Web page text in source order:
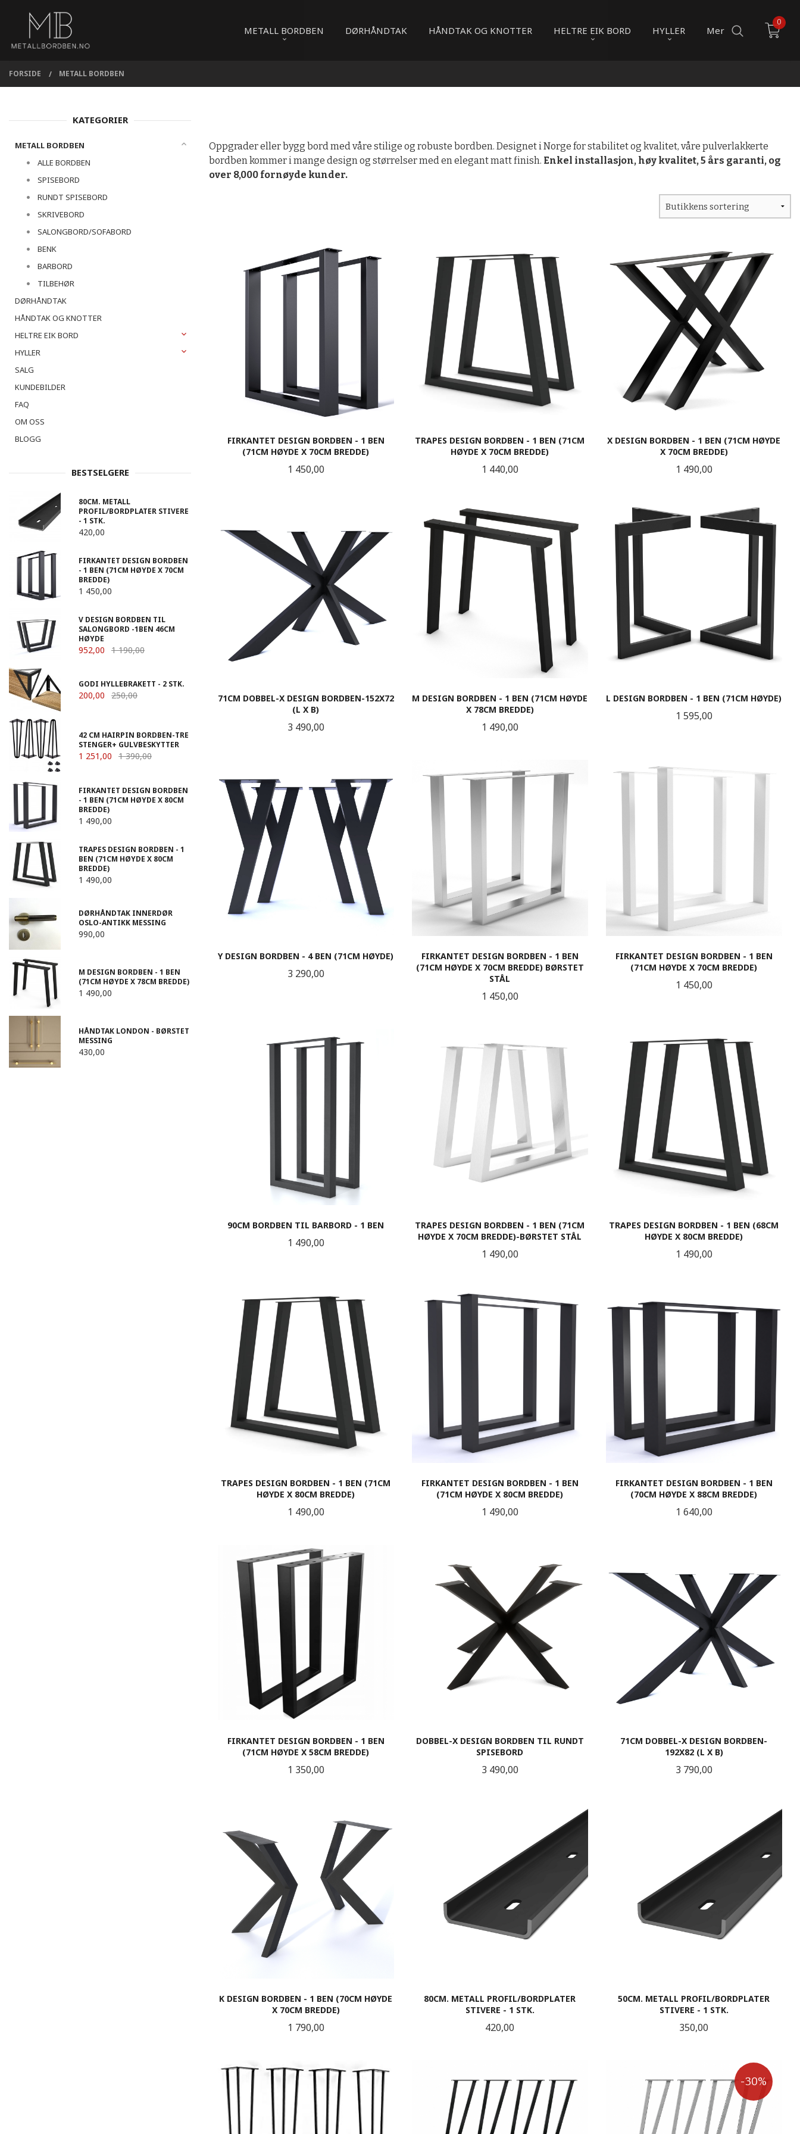
PRODUKTER
METALL BORDBEN DØRHÅNDTAK HÅNDTAK OG KNOTTER HELTRE EIK BORD HYLLER Mer
0
FORSIDE METALL BORDBEN
Oppgrader eller bygg bord med våre stilige og robuste bordben. Designet i Norge for stabilitet og kvalitet, våre pulverlakkerte
bordben kommer i mange design og størrelser med en elegant matt finish. Enkel installasjon, høy kvalitet, 5 års garanti, og
over 8,000 fornøyde kunder.
FIRKANTET DESIGN BORDBEN - 1 BEN
(71CM HØYDE X 70CM BREDDE)
Pris
1 450,00
TRAPES DESIGN BORDBEN - 1 BEN (71CM
HØYDE X 70CM BREDDE)
Pris
1 440,00
X DESIGN BORDBEN - 1 BEN (71CM HØYDE
X 70CM BREDDE)
Pris
1 490,00
71CM DOBBEL-X DESIGN BORDBEN-152X72
(L X B)
Pris
3 490,00
M DESIGN BORDBEN - 1 BEN (71CM HØYDE
X 78CM BREDDE)
Pris
1 490,00
L DESIGN BORDBEN - 1 BEN (71CM HØYDE)
Pris
1 595,00
Y DESIGN BORDBEN - 4 BEN (71CM HØYDE)
Pris
3 290,00
FIRKANTET DESIGN BORDBEN - 1 BEN
(71CM HØYDE X 70CM BREDDE) BØRSTET
STÅL
Pris
1 450,00
FIRKANTET DESIGN BORDBEN - 1 BEN
(71CM HØYDE X 70CM BREDDE)
Pris
1 450,00
90CM BORDBEN TIL BARBORD - 1 BEN
Pris
1 490,00
TRAPES DESIGN BORDBEN - 1 BEN (71CM
HØYDE X 70CM BREDDE)-BØRSTET STÅL
Pris
1 490,00
TRAPES DESIGN BORDBEN - 1 BEN (68CM
HØYDE X 80CM BREDDE)
Pris
1 490,00
TRAPES DESIGN BORDBEN - 1 BEN (71CM
HØYDE X 80CM BREDDE)
Pris
1 490,00
FIRKANTET DESIGN BORDBEN - 1 BEN
(71CM HØYDE X 80CM BREDDE)
Pris
1 490,00
FIRKANTET DESIGN BORDBEN - 1 BEN
(70CM HØYDE X 88CM BREDDE)
Pris
1 640,00
FIRKANTET DESIGN BORDBEN - 1 BEN
(71CM HØYDE X 58CM BREDDE)
Pris
1 350,00
DOBBEL-X DESIGN BORDBEN TIL RUNDT
SPISEBORD
Pris
3 490,00
71CM DOBBEL-X DESIGN BORDBEN-
192X82 (L X B)
Pris
3 790,00
K DESIGN BORDBEN - 1 BEN (70CM HØYDE
X 70CM BREDDE)
Pris
1 790,00
80CM. METALL PROFIL/BORDPLATER
STIVERE - 1 STK.
Pris
420,00
50CM. METALL PROFIL/BORDPLATER
STIVERE - 1 STK.
Pris
350,00
-30%
KATEGORIER
METALL BORDBEN
ALLE BORDBEN
SPISEBORD
RUNDT SPISEBORD
SKRIVEBORD
SALONGBORD/SOFABORD
BENK
BARBORD
TILBEHØR
DØRHÅNDTAK
HÅNDTAK OG KNOTTER
HELTRE EIK BORD
HYLLER
SALG
KUNDEBILDER
FAQ
OM OSS
BLOGG
BESTSELGERE
80CM. METALL
PROFIL/BORDPLATER STIVERE
- 1 STK.
420,00
FIRKANTET DESIGN BORDBEN
- 1 BEN (71CM HØYDE X 70CM
BREDDE)
1 450,00
V DESIGN BORDBEN TIL
SALONGBORD -1BEN 46CM
HØYDE
952,00 1 190,00
GODI HYLLEBRAKETT - 2 STK.
200,00 250,00
42 CM HAIRPIN BORDBEN-TRE
STENGER+ GULVBESKYTTER
1 251,00 1 390,00
FIRKANTET DESIGN BORDBEN
- 1 BEN (71CM HØYDE X 80CM
BREDDE)
1 490,00
TRAPES DESIGN BORDBEN - 1
BEN (71CM HØYDE X 80CM
BREDDE)
1 490,00
DØRHÅNDTAK INNERDØR
OSLO-ANTIKK MESSING
990,00
M DESIGN BORDBEN - 1 BEN
(71CM HØYDE X 78CM BREDDE)
1 490,00
HÅNDTAK LONDON - BØRSTET
MESSING
430,00